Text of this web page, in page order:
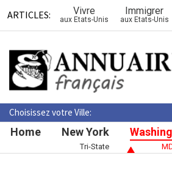
ARTICLES: Vivre
aux Etats-Unis
Immigrer
aux Etats-Unis
Choisissez votre Ville:
Home New York
Tri-State